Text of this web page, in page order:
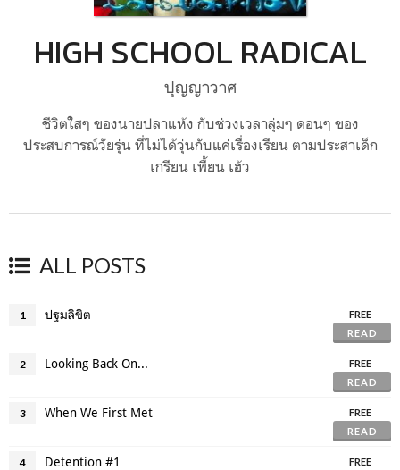
HIGH SCHOOL RADICAL
ปุญญาวาศ
ชีวิตใสๆ ของนายปลาแห้ง กับช่วงเวลาลุ่มๆ ดอนๆ ของ
ประสบการณ์วัยรุ่น ที่ไม่ได้วุ่นกับแค่เรื่องเรียน ตามประสาเด็ก
เกรียน เพื้ยน เฮ้ว
ALL POSTS
1 ปฐมลิขิต
FREE
READ
2 Looking Back On...
FREE
READ
3 When We First Met
FREE
READ
4 Detention #1
FREE